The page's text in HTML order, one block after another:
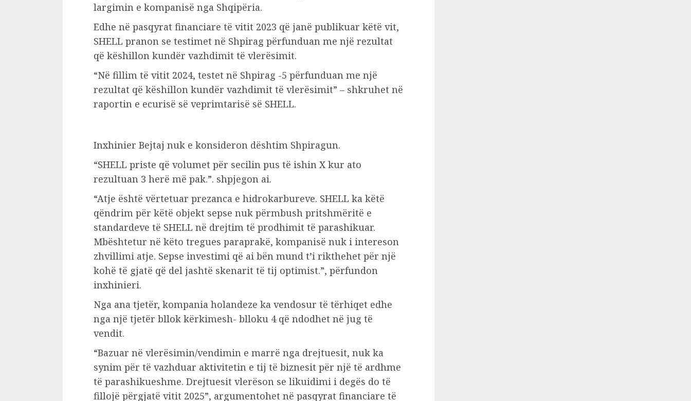
largimin e kompanisë nga Shqipëria.
Edhe në pasqyrat financiare të vitit 2023 që janë publikuar këtë vit,
SHELL pranon se testimet në Shpirag përfunduan me një rezultat
që këshillon kundër vazhdimit të vlerësimit.
“Në fillim të vitit 2024, testet në Shpirag -5 përfunduan me një
rezultat që këshillon kundër vazhdimit të vlerësimit” – shkruhet në
raportin e ecurisë së veprimtarisë së SHELL.
Inxhinier Bejtaj nuk e konsideron dështim Shpiragun.
“SHELL priste që volumet për secilin pus të ishin X kur ato
rezultuan 3 herë më pak.”. shpjegon ai.
“Atje është vërtetuar prezanca e hidrokarbureve. SHELL ka këtë
qëndrim për këtë objekt sepse nuk përmbush pritshmëritë e
standardeve të SHELL në drejtim të prodhimit të parashikuar.
Mbështetur në këto tregues paraprakë, kompanisë nuk i intereson
zhvillimi atje. Sepse investimi që ai bën mund t’i rikthehet për një
kohë të gjatë që del jashtë skenarit të tij optimist.”, përfundon
inxhinieri.
Nga ana tjetër, kompania holandeze ka vendosur të tërhiqet edhe
nga një tjetër bllok kërkimesh- blloku 4 që ndodhet në jug të
vendit.
“Bazuar në vlerësimin/vendimin e marrë nga drejtuesit, nuk ka
synim për të vazhduar aktivitetin e tij të biznesit për një të ardhme
të parashikueshme. Drejtuesit vlerëson se likuidimi i degës do të
fillojë përgjatë vitit 2025”, argumentohet në pasqyrat financiare të